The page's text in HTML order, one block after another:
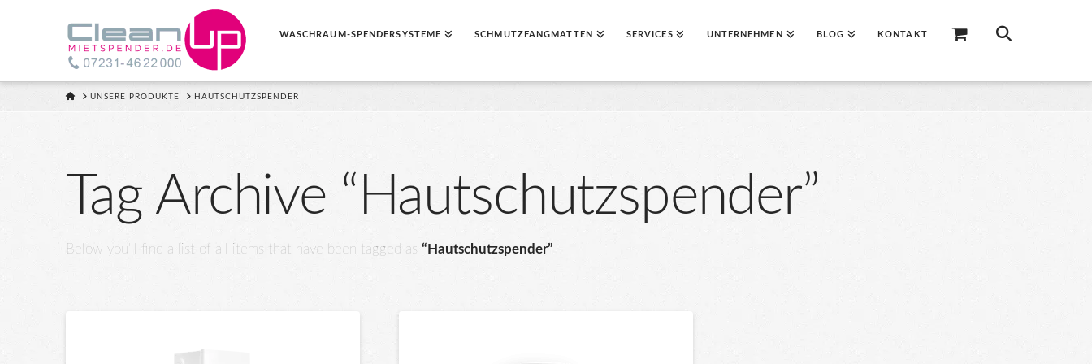
WASCHRAUM-SPENDERSYSTEME SCHMUTZFANGMATTEN SERVICES UNTERNEHMEN BLOG KONTAKT
HOMEUNSERE PRODUKTE HAUTSCHUTZSPENDER
Tag Archive “Hautschutzspender”
Below you'll find a list of all items that have been tagged as “Hautschutzspender”